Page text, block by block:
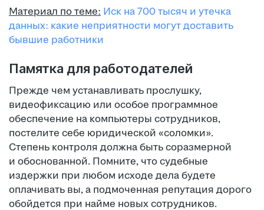
Материал по теме: Иск на 700 тысяч и утечка
данных: какие неприятности могут доставить
бывшие работники
Памятка для работодателей
Прежде чем устанавливать прослушку,
видеофиксацию или особое программное
обеспечение на компьютеры сотрудников,
постелите себе юридической «соломки».
Степень контроля должна быть соразмерной
и обоснованной. Помните, что судебные
издержки при любом исходе дела будете
оплачивать вы, а подмоченная репутация дорого
обойдется при найме новых сотрудников.